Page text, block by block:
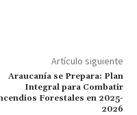
Artículo siguiente
Araucanía se Prepara: Plan
Integral para Combatir
Forestales en 2025-
2026